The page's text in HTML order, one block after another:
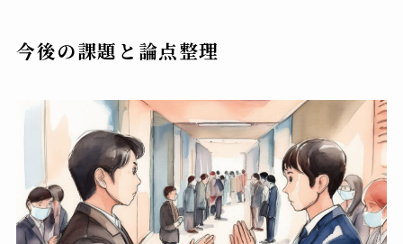
今後の課題と論点整理